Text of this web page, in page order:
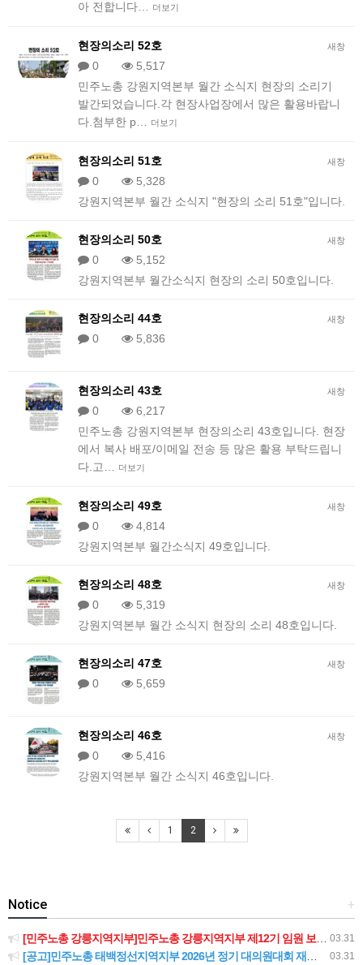
아 전합니다…
더보기
새창
현장의소리 52호
0
5,517
민주노총 강원지역본부 월간 소식지 현장의 소리기
발간되었습니다.각 현장사업장에서 많은 활용바랍니
다.첨부한 p…
더보기
새창
현장의소리 51호
0
5,328
강원지역본부 월간 소식지 "현장의 소리 51호"입니다.
새창
현장의소리 50호
0
5,152
강원지역본부 월간소식지 현장의 소리 50호입니다.
새창
현장의소리 44호
0
5,836
새창
현장의소리 43호
0
6,217
민주노총 강원지역본부 현장의소리 43호입니다. 현장
에서 복사 배포/이메일 전송 등 많은 활용 부탁드립니
다.고…
더보기
새창
현장의소리 49호
0
4,814
강원지역본부 월간소식지 49호입니다.
새창
현장의소리 48호
0
5,319
강원지역본부 월간 소식지 현장의 소리 48호입니다.
새창
현장의소리 47호
0
5,659
새창
현장의소리 46호
0
5,416
​강원지역본부 월간 소식지 46호입니다.
1 2
+
Notice
03.31
[민주노총 강릉지역지부]민주노총 강릉지역지부 제12기 임원 보궐선거결과 공고
03.31
[공고]민주노총 태백정선지역지부 2026년 정기 대의원대회 재소집 건